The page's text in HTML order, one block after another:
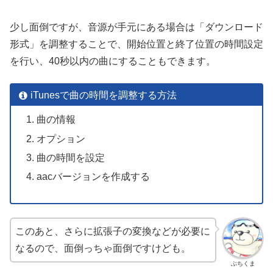
少し面倒ですが、音源が手元にある場合は「ダウンロード
形式」を調整することで、開始位置と終了位置の時間設定
を行い、40秒以内の曲にすることもできます。
iTunesで曲の時間を調整する方法
曲の情報
オプション
曲の時間を設定
aacバージョンを作成する
ぶちくま
このあと、さらに拡張子の変換などが必要に
なるので、面倒っちゃ面倒ですけども。